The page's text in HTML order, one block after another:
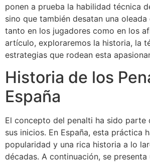
ponen a prueba la habilidad técnica
sino que también desatan una
tanto en los jugadores como en los
artículo, exploraremos la historia, la
estrategias que rodean esta
Historia de los
España
El concepto del penalti ha sido parte
sus inicios. En España, esta práctica
popularidad y una rica historia a lo
décadas. A continuación, se